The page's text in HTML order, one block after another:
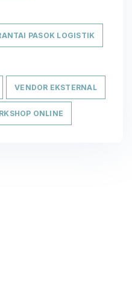
PASOK LOGISTIK
VENDOR EKSTERNAL
ONLINE